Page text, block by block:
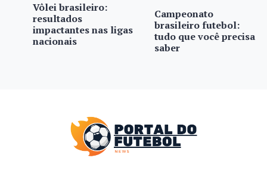
Vôlei brasileiro:
resultados
impactantes nas ligas
nacionais
Campeonato
brasileiro futebol:
tudo que você precisa
saber